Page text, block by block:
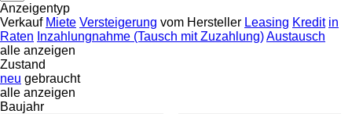
Anzeigentyp
Verkauf Miete Versteigerung vom Hersteller Leasing Kredit in
Raten Inzahlungnahme (Tausch mit Zuzahlung)Austausch
alle anzeigen
Zustand
neu gebraucht
alle anzeigen
Baujahr